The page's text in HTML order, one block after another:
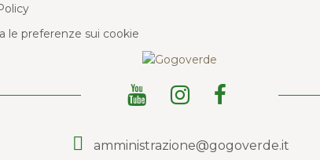
le preferenze sui cookie
amministrazione@gogoverde.it